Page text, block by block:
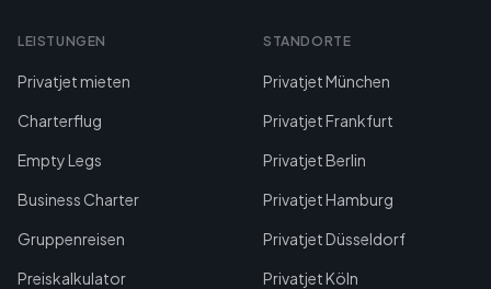
LEISTUNGEN
Privatjet mieten
Charterflug
Empty Legs
Business Charter
Gruppenreisen
Preiskalkulator
STANDORTE
Privatjet München
Privatjet Frankfurt
Privatjet Berlin
Privatjet Hamburg
Privatjet Düsseldorf
Privatjet Köln